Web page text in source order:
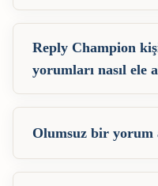
Reply Champion
yorumları nasıl ele
Olumsuz bir yorum